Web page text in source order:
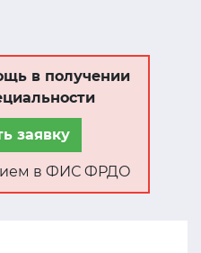
в получении
заявку
в ФИС ФРДО